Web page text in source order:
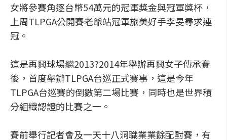
女將參賽角逐台幣54萬元的冠軍獎金與冠軍獎杯，
上周TLPGA公開賽老爺站冠軍旅美好手李旻尋求連
冠。
這是再興球場繼2013?2014年舉辦再興女子傳承賽
後，首度舉辦TLPGA台巡正式賽事，這是今年
TLPGA台巡賽的倒數第二場比賽，同時也是世界積
分組織認證的比賽之一。
賽前舉行記者會及一天十八洞職業業餘配對賽，有